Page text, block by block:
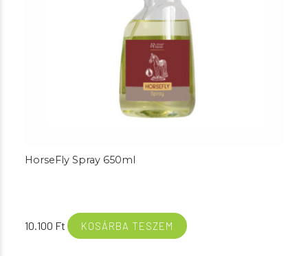
HorseFly Spray 650ml
10.100 Ft KOSÁRBA TESZEM